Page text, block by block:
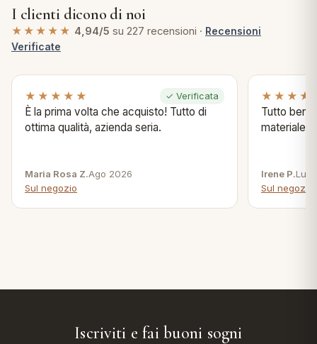
I clienti dicono di noi
★★★★★ 4,94/5 su 227 recensioni · Recensioni
Verificate
★★★★★ ✓ Verificata
È la prima volta che acquisto! Tutto di
ottima qualità, azienda seria.
Maria Rosa Z.Ago 2026
Sul negozio
Tutto bene
materiale .
Irene P.Lug
Sul negozio
Iscriviti e fai buoni sogni